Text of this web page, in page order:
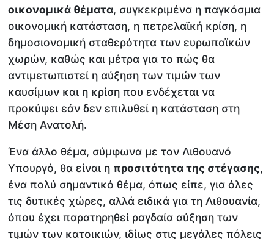
οικονομικά θέματα, συγκεκριμένα η παγκόσμια
οικονομική κατάσταση, η πετρελαϊκή κρίση, η
δημοσιονομική σταθερότητα των ευρωπαϊκών
χωρών, καθώς και μέτρα για το πώς θα
αντιμετωπιστεί η αύξηση των τιμών των
καυσίμων και η κρίση που ενδέχεται να
προκύψει εάν δεν επιλυθεί η κατάσταση στη
Μέση Ανατολή.
Ένα άλλο θέμα, σύμφωνα με τον Λιθουανό
Υπουργό, θα είναι η προσιτότητα της στέγασης,
ένα πολύ σημαντικό θέμα, όπως είπε, για όλες
τις δυτικές χώρες, αλλά ειδικά για τη Λιθουανία,
όπου έχει παρατηρηθεί ραγδαία αύξηση των
τιμών των κατοικιών, ιδίως στις μεγάλες πόλεις